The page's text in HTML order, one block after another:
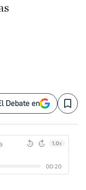
Debate en Save